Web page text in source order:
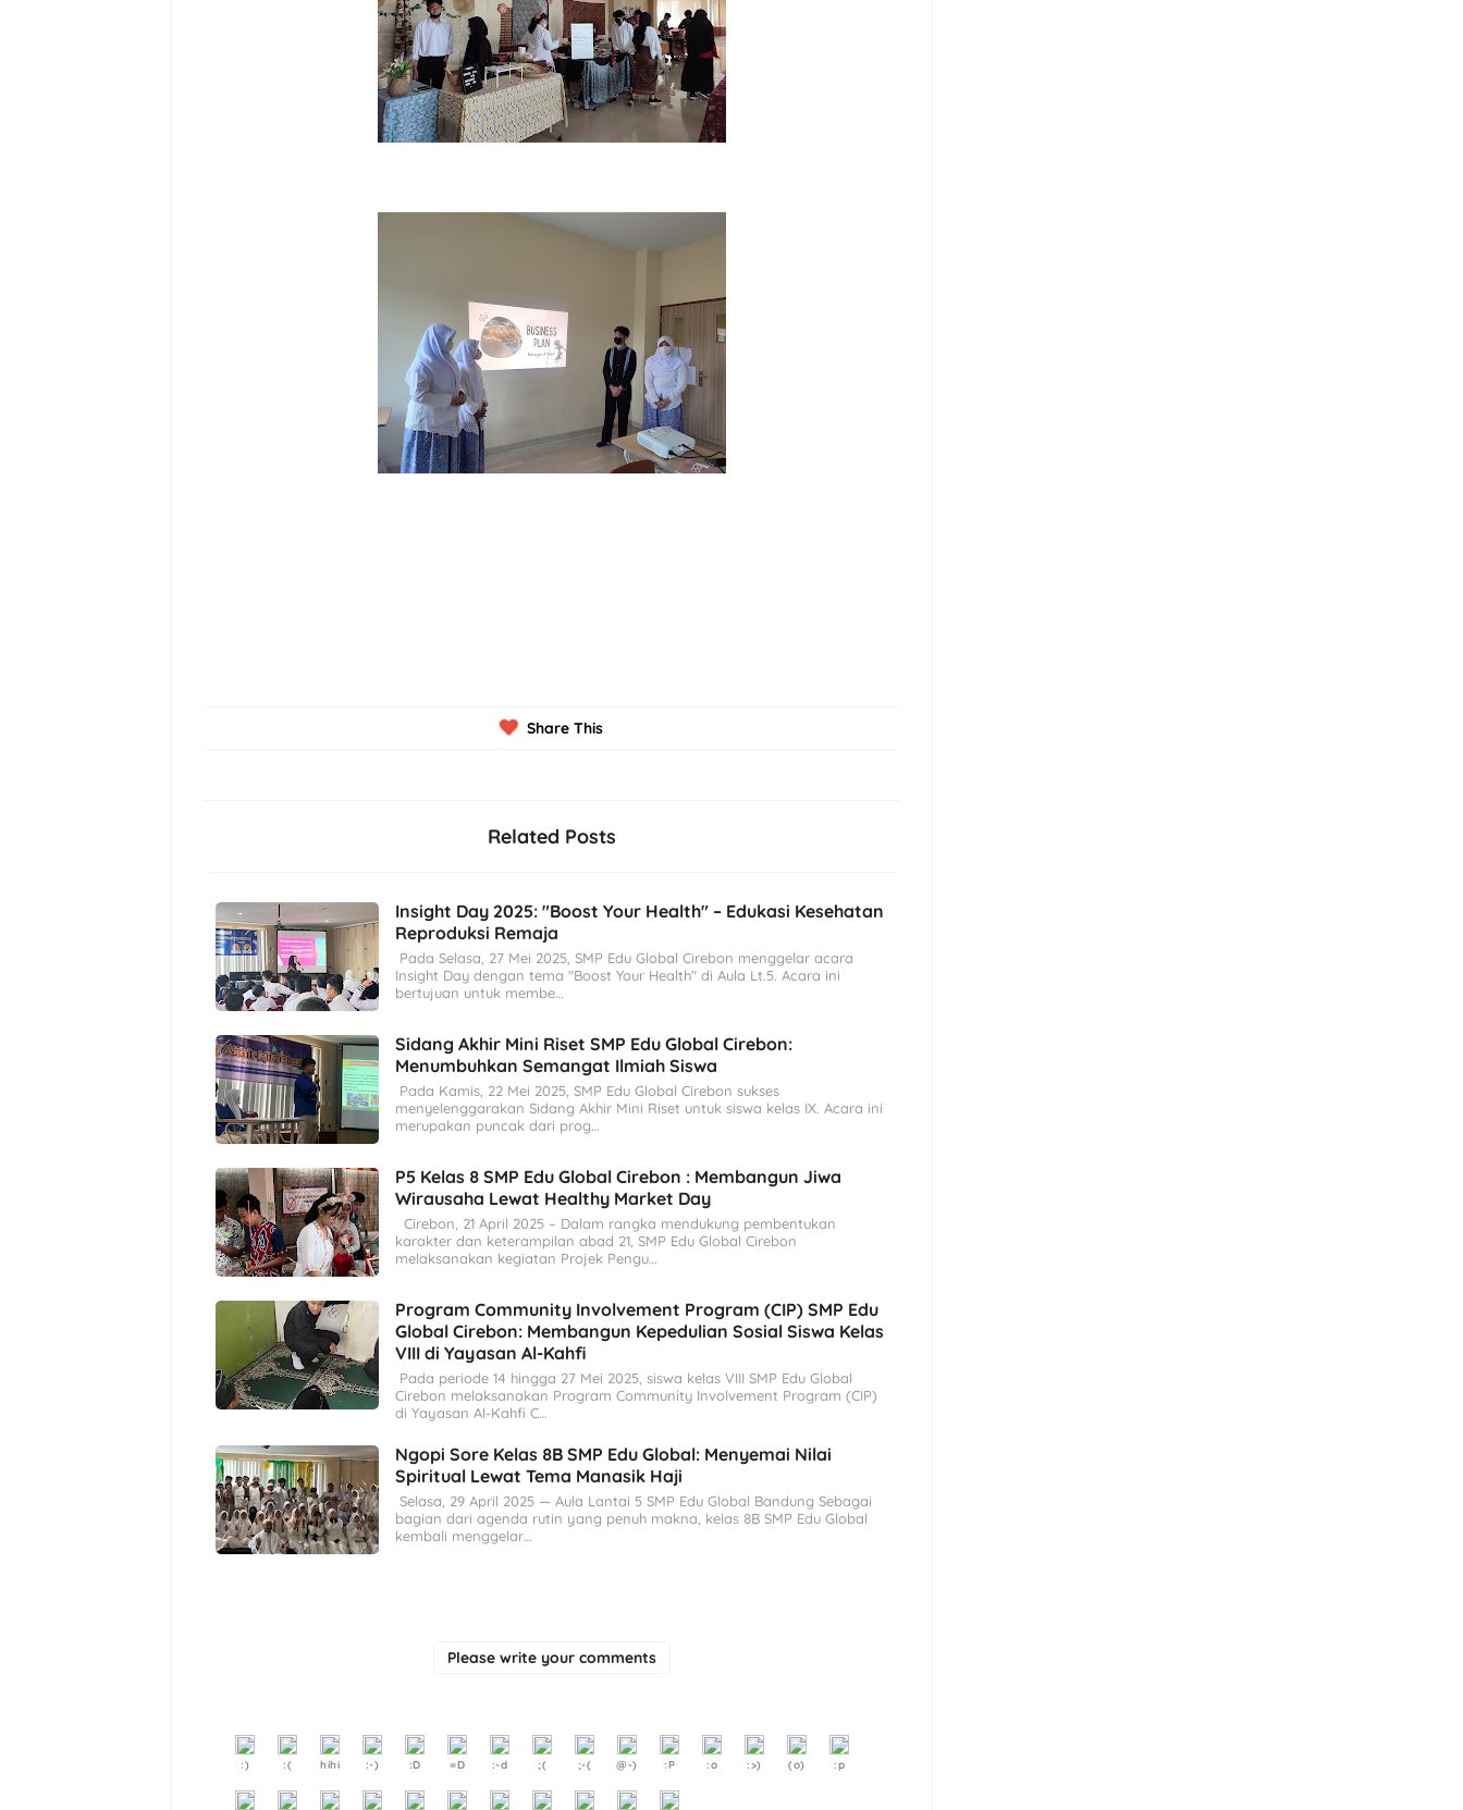
Share This
Related Posts
Insight Day 2025: "Boost Your Health" – Edukasi Kesehatan
Reproduksi Remaja
Pada Selasa, 27 Mei 2025, SMP Edu Global Cirebon menggelar acara
Insight Day dengan tema "Boost Your Health" di Aula Lt.5. Acara ini
bertujuan untuk membe…
Sidang Akhir Mini Riset SMP Edu Global Cirebon:
Menumbuhkan Semangat Ilmiah Siswa
Pada Kamis, 22 Mei 2025, SMP Edu Global Cirebon sukses
menyelenggarakan Sidang Akhir Mini Riset untuk siswa kelas IX. Acara ini
merupakan puncak dari prog…
P5 Kelas 8 SMP Edu Global Cirebon : Membangun Jiwa
Wirausaha Lewat Healthy Market Day
Cirebon, 21 April 2025 – Dalam rangka mendukung pembentukan
karakter dan keterampilan abad 21, SMP Edu Global Cirebon
melaksanakan kegiatan Projek Pengu…
Program Community Involvement Program (CIP) SMP Edu
Global Cirebon: Membangun Kepedulian Sosial Siswa Kelas
VIII di Yayasan Al-Kahfi
Pada periode 14 hingga 27 Mei 2025, siswa kelas VIII SMP Edu Global
Cirebon melaksanakan Program Community Involvement Program (CIP)
di Yayasan Al-Kahfi C…
Ngopi Sore Kelas 8B SMP Edu Global: Menyemai Nilai
Spiritual Lewat Tema Manasik Haji
Selasa, 29 April 2025 — Aula Lantai 5 SMP Edu Global Bandung Sebagai
bagian dari agenda rutin yang penuh makna, kelas 8B SMP Edu Global
kembali menggelar…
Please write your comments
:) :( hihi :-) :D =D :-d ;( ;-( @-) :P :o :>) (o) :p